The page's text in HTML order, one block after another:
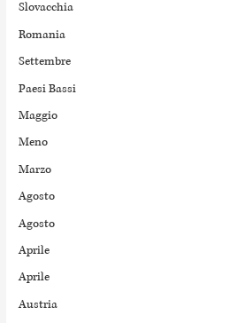
Slovacchia
Romania
Settembre
Paesi Bassi
Maggio
Meno
Marzo
Agosto
Agosto
Aprile
Aprile
Austria